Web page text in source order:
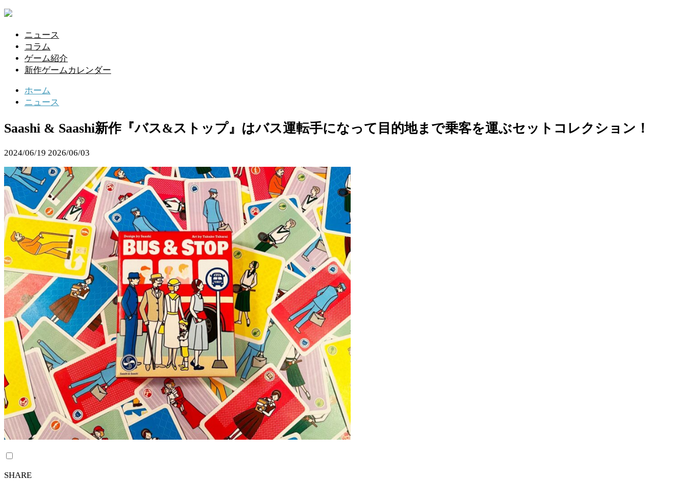
ニュース
コラム
ゲーム紹介
新作ゲームカレンダー
ホーム
ニュース
Saashi & Saashi新作『バス&ストップ』はバス運転手になって目的地まで乗客を運ぶセットコレクション！
2024/06/19 2026/06/03
SHARE